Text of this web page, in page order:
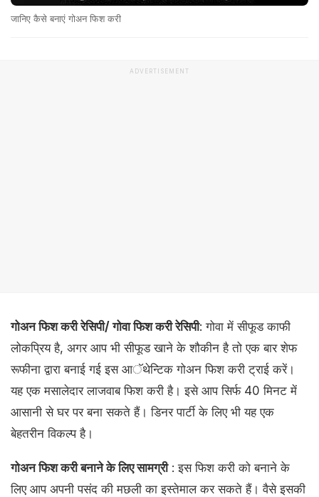
जानिए कैसे बनाएं गोअन फिश करी
ADVERTISEMENT
गोअन फिश करी रेसिपी/ गोवा फिश करी रेसिपी: गोवा में सीफूड काफी
लोकप्रिय है, अगर आप भी सीफूड खाने के शौकीन है तो एक बार शेफ
रूफीना द्वारा बनाई गई इस आॅथेन्टिक गोअन फिश करी ट्राई करें।
यह एक मसालेदार लाजवाब फिश करी है। इसे आप सिर्फ 40 मिनट में
आसानी से घर पर बना सकते हैं। डिनर पार्टी के लिए भी यह एक
बेहतरीन विकल्प है।
गोअन फिश करी बनाने के लिए सामग्री: इस फिश करी को बनाने के
लिए आप अपनी पसंद की मछली का इस्तेमाल कर सकते हैं। वैसे इसकी